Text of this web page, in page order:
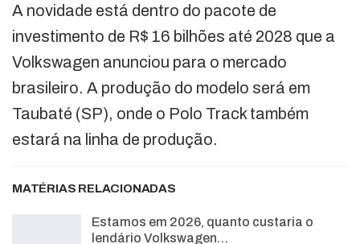
A novidade está dentro do pacote de
investimento de R$ 16 bilhões até 2028 que a
Volkswagen anunciou para o mercado
brasileiro. A produção do modelo será em
Taubaté (SP), onde o Polo Track também
estará na linha de produção.
MATÉRIAS RELACIONADAS
Estamos em 2026, quanto custaria o
lendário Volkswagen…